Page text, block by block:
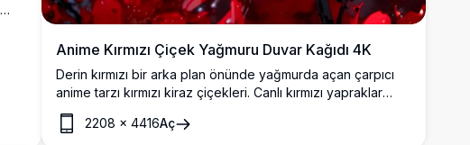
Anime Kırmızı Çiçek Yağmuru Duvar Kağıdı 4K
Derin kırmızı bir arka plan önünde yağmurda açan çarpıcı
anime tarzı kırmızı kiraz çiçekleri. Canlı kırmızı yapraklar
arasında tek bir beyaz çiçek güzelce öne çıkarak dramatik
ve duygusal bir sahne yaratıyor.
2208 × 4416Aç